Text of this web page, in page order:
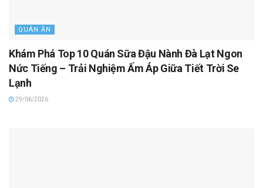
QUÁN ĂN
Khám Phá Top 10 Quán Sữa Đậu Nành Đà Lạt Ngon
Nức Tiếng – Trải Nghiệm Ấm Áp Giữa Tiết Trời Se
Lạnh
29/06/2026